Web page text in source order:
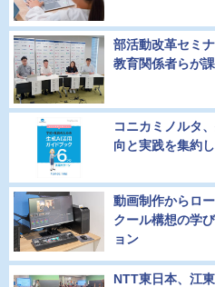
部活動改革セミ
教育関係者らが
コニカミノルタ
向と実践を集約
動画制作からロ
クール構想の学
ョン
NTT東日本、江